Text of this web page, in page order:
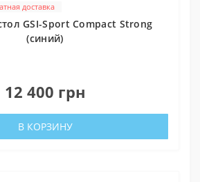
доставка
GSI-Sport Compact Strong
(синий)
12 400 грн
В КОРЗИНУ